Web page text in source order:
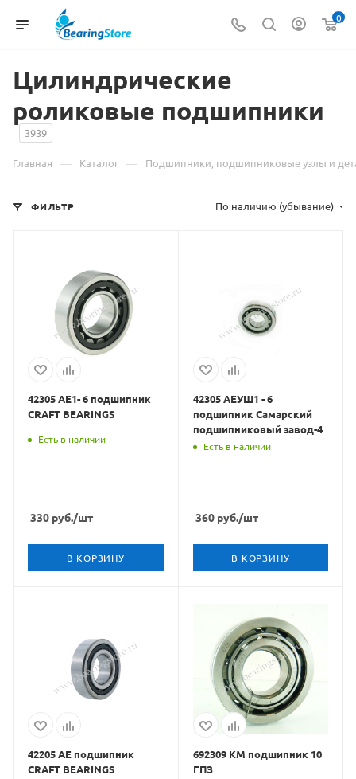
0
Цилиндрические
роликовые подшипники
3939
Главная — Каталог — Подшипники, подшипниковые узлы и
ФИЛЬТР По наличию (убывание)
42305 АЕ1- 6 подшипник
CRAFT BEARINGS
Есть в наличии
330 руб./шт
В КОРЗИНУ
42305 АЕУШ1 - 6
подшипник Самарский
подшипниковый завод-4
Есть в наличии
360руб./шт
В КОРЗИНУ
42205 АЕ подшипник
CRAFT BEARINGS
692309 КМ подшипник 10
ГПЗ